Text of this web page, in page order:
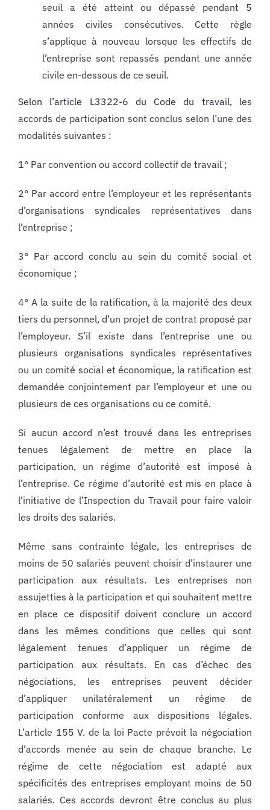
seuil a été atteint ou dépassé pendant 5
années civiles consécutives. Cette règle
s’applique à nouveau lorsque les effectifs de
l’entreprise sont repassés pendant une année
civile en-dessous de ce seuil.
Selon l’article L3322-6 du Code du travail, les
accords de participation sont conclus selon l’une des
modalités suivantes :
1° Par convention ou accord collectif de travail ;
2° Par accord entre l’employeur et les représentants
d’organisations syndicales représentatives dans
l’entreprise ;
3° Par accord conclu au sein du comité social et
économique ;
4° A la suite de la ratification, à la majorité des deux
tiers du personnel, d’un projet de contrat proposé par
l’employeur. S’il existe dans l’entreprise une ou
plusieurs organisations syndicales représentatives
ou un comité social et économique, la ratification est
demandée conjointement par l’employeur et une ou
plusieurs de ces organisations ou ce comité.
Si aucun accord n’est trouvé dans les entreprises
tenues légalement de mettre en place la
participation, un régime d’autorité est imposé à
l’entreprise. Ce régime d’autorité est mis en place à
l’initiative de l’Inspection du Travail pour faire valoir
les droits des salariés.
Même sans contrainte légale, les entreprises de
moins de 50 salariés peuvent choisir d’instaurer une
participation aux résultats. Les entreprises non
assujetties à la participation et qui souhaitent mettre
en place ce dispositif doivent conclure un accord
dans les mêmes conditions que celles qui sont
légalement tenues d’appliquer un régime de
participation aux résultats. En cas d’échec des
négociations, les entreprises peuvent décider
d’appliquer unilatéralement un régime de
participation conforme aux dispositions légales.
L’article 155 V. de la loi Pacte prévoit la négociation
d’accords menée au sein de chaque branche. Le
régime de cette négociation est adapté aux
spécificités des entreprises employant moins de 50
salariés. Ces accords devront être conclus au plus